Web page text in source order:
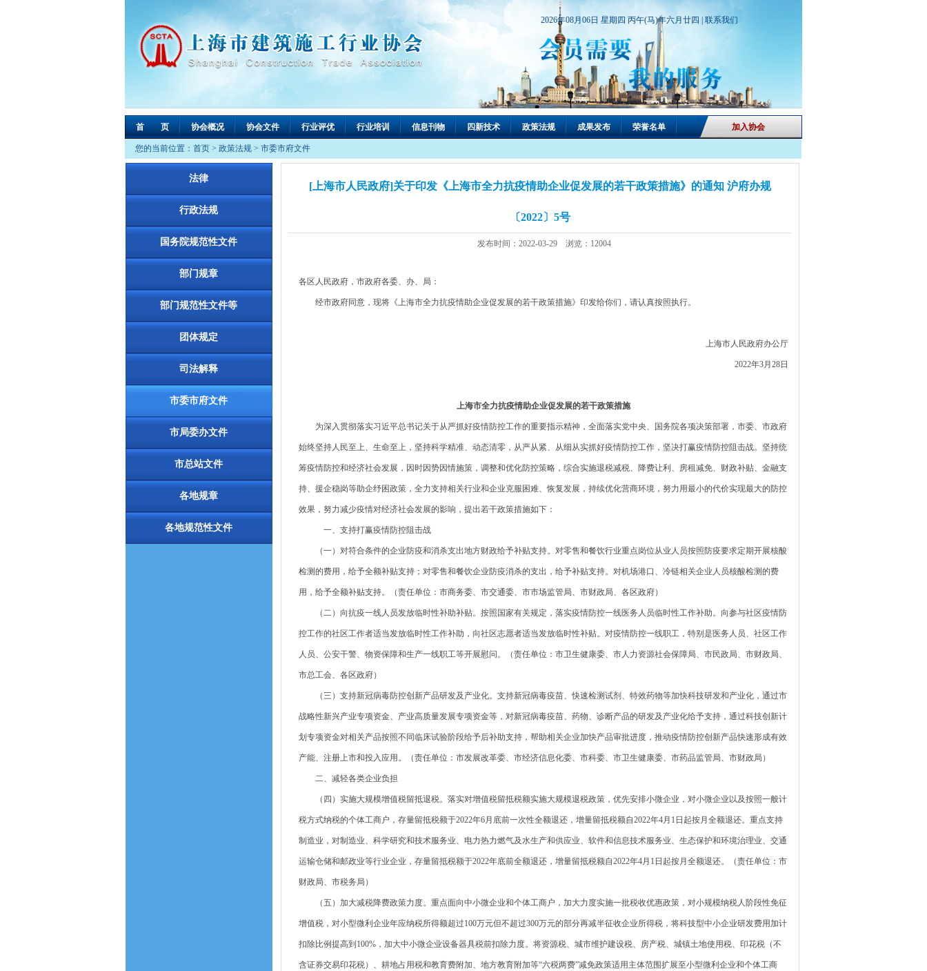
2026年08月06日 星期四 丙午(马)年六月廿四 | 联系我们
首 页 协会概况 协会文件 行业评优 行业培训 信息刊物 四新技术 政策法规 成果发布 荣誉名单 加入协会
您的当前位置： 首页 > 政策法规 > 市委市府文件
法律
行政法规
国务院规范性文件
部门规章
部门规范性文件等
团体规定
司法解释
市委市府文件
市局委办文件
市总站文件
各地规章
各地规范性文件
[上海市人民政府]关于印发《上海市全力抗疫情助企业促发展的若干政策措施》的通知 沪府办规
〔2022〕5号
发布时间：2022-03-29 浏览：12004
各区人民政府，市政府各委、办、局：
经市政府同意，现将《上海市全力抗疫情助企业促发展的若干政策措施》印发给你们，请认真按照执行。
上海市人民政府办公厅
2022年3月28日
上海市全力抗疫情助企业促发展的若干政策措施
为深入贯彻落实习近平总书记关于从严抓好疫情防控工作的重要指示精神，全面落实党中央、国务院各项决策部署，市委、市政府
始终坚持人民至上、生命至上，坚持科学精准、动态清零，从严从紧、从细从实抓好疫情防控工作，坚决打赢疫情防控阻击战。坚持统
筹疫情防控和经济社会发展，因时因势因情施策，调整和优化防控策略，综合实施退税减税、降费让利、房租减免、财政补贴、金融支
持、援企稳岗等助企纾困政策，全力支持相关行业和企业克服困难、恢复发展，持续优化营商环境，努力用最小的代价实现最大的防控
效果，努力减少疫情对经济社会发展的影响，提出若干政策措施如下：
一、支持打赢疫情防控阻击战
（一）对符合条件的企业防疫和消杀支出地方财政给予补贴支持。对零售和餐饮行业重点岗位从业人员按照防疫要求定期开展核酸
检测的费用，给予全额补贴支持；对零售和餐饮企业防疫消杀的支出，给予补贴支持。对机场港口、冷链相关企业人员核酸检测的费
用，给予全额补贴支持。（责任单位：市商务委、市交通委、市市场监管局、市财政局、各区政府）
（二）向抗疫一线人员发放临时性补助补贴。按照国家有关规定，落实疫情防控一线医务人员临时性工作补助。向参与社区疫情防
控工作的社区工作者适当发放临时性工作补助，向社区志愿者适当发放临时性补贴。对疫情防控一线职工，特别是医务人员、社区工作
人员、公安干警、物资保障和生产一线职工等开展慰问。（责任单位：市卫生健康委、市人力资源社会保障局、市民政局、市财政局、
市总工会、各区政府）
（三）支持新冠病毒防控创新产品研发及产业化。支持新冠病毒疫苗、快速检测试剂、特效药物等加快科技研发和产业化，通过市
战略性新兴产业专项资金、产业高质量发展专项资金等，对新冠病毒疫苗、药物、诊断产品的研发及产业化给予支持，通过科技创新计
划专项资金对相关产品按照不同临床试验阶段给予后补助支持，帮助相关企业加快产品审批进度，推动疫情防控创新产品快速形成有效
产能、注册上市和投入应用。（责任单位：市发展改革委、市经济信息化委、市科委、市卫生健康委、市药品监管局、市财政局）
二、减轻各类企业负担
（四）实施大规模增值税留抵退税。落实对增值税留抵税额实施大规模退税政策，优先安排小微企业，对小微企业以及按照一般计
税方式纳税的个体工商户，存量留抵税额于2022年6月底前一次性全额退还，增量留抵税额自2022年4月1日起按月全额退还。重点支持
制造业，对制造业、科学研究和技术服务业、电力热力燃气及水生产和供应业、软件和信息技术服务业、生态保护和环境治理业、交通
运输仓储和邮政业等行业企业，存量留抵税额于2022年底前全额退还，增量留抵税额自2022年4月1日起按月全额退还。（责任单位：市
财政局、市税务局）
（五）加大减税降费政策力度。重点面向中小微企业和个体工商户，加大力度实施一批税收优惠政策，对小规模纳税人阶段性免征
增值税，对小型微利企业年应纳税所得额超过100万元但不超过300万元的部分再减半征收企业所得税，将科技型中小企业研发费用加计
扣除比例提高到100%，加大中小微企业设备器具税前扣除力度。将资源税、城市维护建设税、房产税、城镇土地使用税、印花税（不
含证券交易印花税）、耕地占用税和教育费附加、地方教育附加等“六税两费”减免政策适用主体范围扩展至小型微利企业和个体工商